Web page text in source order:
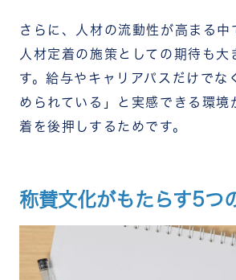
さらに、人材の流動性が高まる中
人材定着の施策としての期待も大
す。給与やキャリアパスだけでな
められている」と実感できる環境
着を後押しするためです。
称賛文化がもたらす5つ